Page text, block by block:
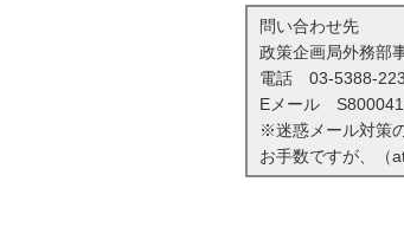
問い合わせ先
政策企画局外務部
電話 03-5388-
Eメール
※迷惑メール対策
お手数ですが、（